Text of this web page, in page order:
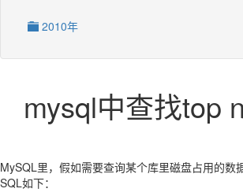
2010年
mysql中查找top
MySQL里，假如需要查询某个库里磁盘占用的数
SQL如下：